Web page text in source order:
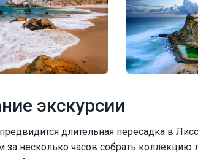
экскурсии
длительная пересадка в
за несколько часов собрать